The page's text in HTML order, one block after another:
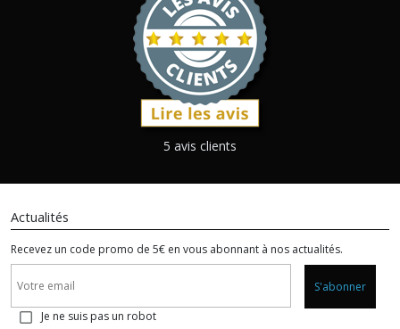
5 avis clients
Actualités
Recevez un code promo de 5€ en vous abonnant à nos actualités.
S'abonner
Je ne suis pas un robot